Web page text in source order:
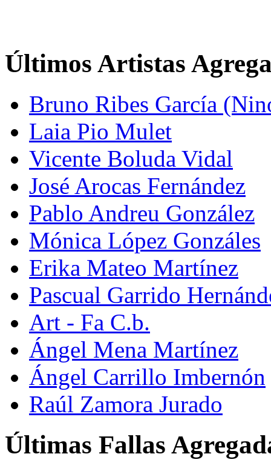
Últimos Artistas
Bruno Ribes García
Laia Pio Mulet
Vicente Boluda Vidal
José Arocas Fernández
Pablo Andreu González
Mónica López Gonzáles
Erika Mateo Martínez
Pascual Garrido
Art - Fa C.b.
Ángel Mena Martínez
Ángel Carrillo Imbernón
Raúl Zamora Jurado
Últimas Fallas